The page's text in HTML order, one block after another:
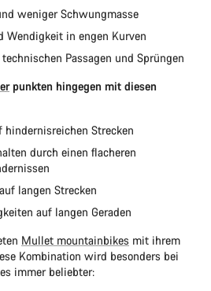
weniger Schwungmasse
Wendigkeit in engen Kurven
Passagen und Sprüngen
punkten hingegen mit diesen
hindernisreichen Strecken
durch einen flacheren
langen Strecken
auf langen Geraden
Mullet mountainbikes mit ihrem
Kombination wird besonders bei
immer beliebter: